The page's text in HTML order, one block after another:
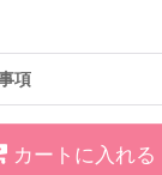
項
カートに入れる